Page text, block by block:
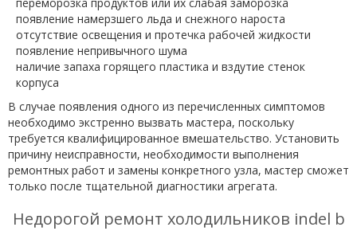
переморозка продуктов или их слабая заморозка
появление намерзшего льда и снежного нароста
отсутствие освещения и протечка рабочей жидкости
появление непривычного шума
наличие запаха горящего пластика и вздутие стенок
корпуса
В случае появления одного из перечисленных симптомов
необходимо экстренно вызвать мастера, поскольку
требуется квалифицированное вмешательство. Установить
причину неисправности, необходимости выполнения
ремонтных работ и замены конкретного узла, мастер сможет
только после тщательной диагностики агрегата.
Недорогой ремонт холодильников indel b